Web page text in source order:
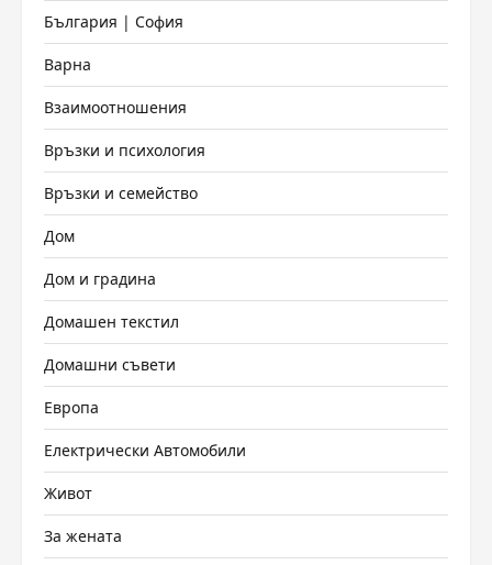
България | София
Варна
Взаимоотношения
Връзки и психология
Връзки и семейство
Дом
Дом и градина
Домашен текстил
Домашни съвети
Европа
Електрически Автомобили
Живот
За жената